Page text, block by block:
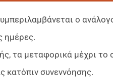
ο
ημέρες.
τα μεταφορικά μέχρι
συνεννόησης.